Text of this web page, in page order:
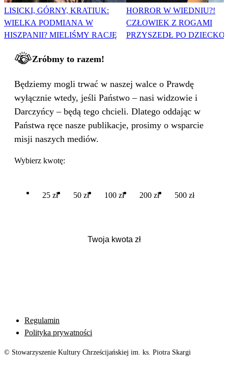
LISICKI, GÓRNY, KRATIUK:
WIELKA PODMIANA W
HISZPANII? MIELIŚMY RACJĘ
HORROR W WIEDNIU?!
CZŁOWIEK Z ROGAMI
PRZYSZEDŁ PO DZIECKO
Zróbmy to razem!
Będziemy mogli trwać w naszej walce o Prawdę
wyłącznie wtedy, jeśli Państwo – nasi widzowie i
Darczyńcy – będą tego chcieli. Dlatego oddając w
Państwa ręce nasze publikacje, prosimy o wsparcie
misji naszych mediów.
Wybierz kwotę:
25 zł 50 zł 100 zł 200 zł 500 zł
Regulamin
Polityka prywatności
© Stowarzyszenie Kultury Chrześcijańskiej im. ks. Piotra Skargi